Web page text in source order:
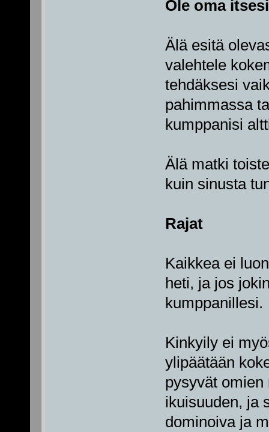
Ole oma itsesi
Älä esitä
valehtele
tehdäksesi
pahimmassa
kumppanisi
Älä matki
kuin sinusta
Rajat
Kaikkea ei
heti, ja jos
kumppanillesi.
Kinkyily ei
ylipäätään
pysyvät
ikuisuuden, ja
dominoiva ja